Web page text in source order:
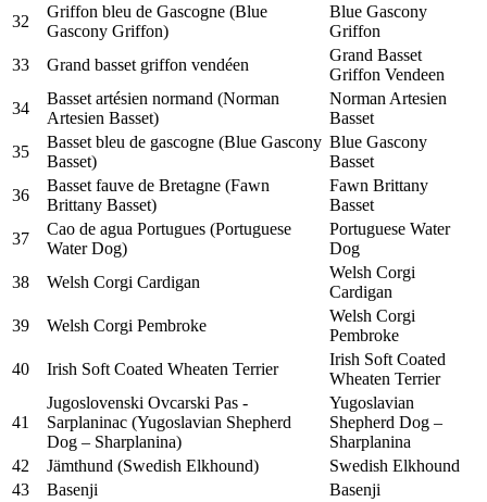
32
Griffon bleu de Gascogne (Blue
Gascony Griffon)
Blue Gascony
Griffon
33
Grand basset griffon vendéen
Grand Basset
Griffon Vendeen
34
Basset artésien normand (Norman
Artesien Basset)
Norman Artesien
Basset
35
Basset bleu de gascogne (Blue Gascony
Basset)
Blue Gascony
Basset
36
Basset fauve de Bretagne (Fawn
Brittany Basset)
Fawn Brittany
Basset
37
Cao de agua Portugues (Portuguese
Water Dog)
Portuguese Water
Dog
38
Welsh Corgi Cardigan
Welsh Corgi
Cardigan
39
Welsh Corgi Pembroke
Welsh Corgi
Pembroke
40
Irish Soft Coated Wheaten Terrier
Irish Soft Coated
Wheaten Terrier
41
Jugoslovenski Ovcarski Pas -
Sarplaninac (Yugoslavian Shepherd
Dog – Sharplanina)
Yugoslavian
Shepherd Dog –
Sharplanina
42
Jämthund (Swedish Elkhound)
Swedish Elkhound
43
Basenji
Basenji